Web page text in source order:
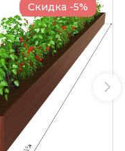
Скидка -5%